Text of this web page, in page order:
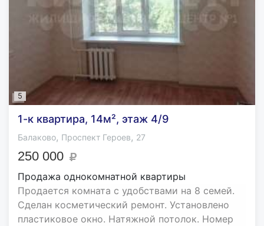
5
1-к квартира, 14м², этаж 4/9
Балаково, Проспект Героев, 27
250 000
Продажа однокомнатной квартиры
Продается комната с удобствами на 8 семей.
Сделан косметический ремонт. Установлено
пластиковое окно. Натяжной потолок. Номер